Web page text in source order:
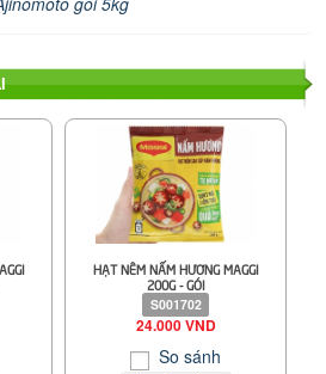
HẠT NÊM NẤM HƯƠNG MAGGI
200G - GÓI
S001702
24.000 VND
So sánh